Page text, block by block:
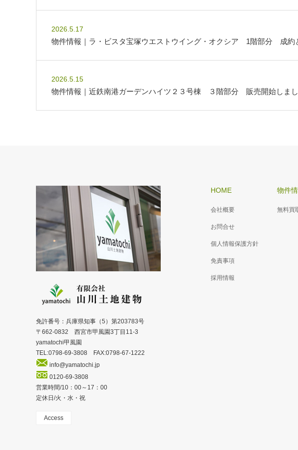
2026.5.17
物件情報｜ラ・ビスタ宝塚ウエストウイング・オクシア 1階部分 成約
2026.5.15
物件情報｜近鉄南港ガーデンハイツ２３号棟 ３階部分 販売開始しま
HOME
会社概要
お問合せ
個人情報保護方針
免責事項
採用情報
物件
無料買
免許番号：兵庫県知事（5）第203783号
〒662-0832 西宮市甲風園3丁目11-3
yamatochi甲風園
TEL:0798-69-3808 FAX:0798-67-1222
info@yamatochi.jp
0120-69-3808
営業時間/10：00～17：00
定休日/火・水・祝
Access